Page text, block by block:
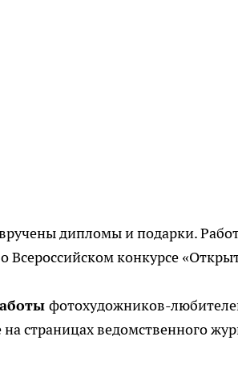
дипломы и подарки.
конкурсе
фотохудожников-
страницах ведомственного